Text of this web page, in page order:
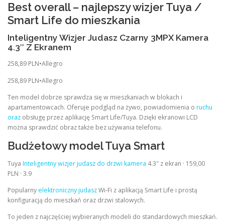
Best overall – najlepszy wizjer Tuya /
Smart Life do mieszkania
Inteligentny Wizjer Judasz Czarny 3MPX Kamera
4.3″ Z Ekranem
258,89 PLN•Allegro
258,89 PLN•Allegro
Ten model dobrze sprawdza się w mieszkaniach w blokach i
apartamentowcach. Oferuje podgląd na żywo, powiadomienia o ruchu
oraz obsługę przez aplikację Smart Life/Tuya. Dzięki ekranowi LCD
można sprawdzić obraz także bez używania telefonu.
Budżetowy model Tuya Smart
Tuya Inteligentny wizjer judasz do drzwi kamera 4.3″ z ekran · 159,00
PLN · 3.9
Popularny elektroniczny judaszWi‑Fi z aplikacją Smart Life i prostą
konfiguracją do mieszkań oraz drzwi stalowych.
To jeden z najczęściej wybieranych modeli do standardowych mieszkań.